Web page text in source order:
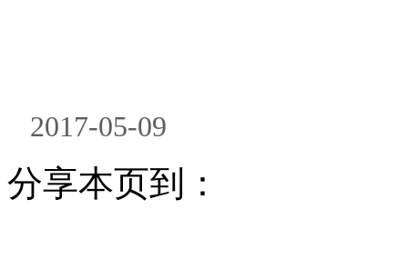
2017-05-09
分享本页到：